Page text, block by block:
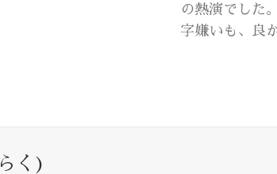
の熱演でした
字嫌いも、良
く)